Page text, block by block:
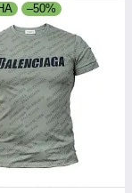
–50%